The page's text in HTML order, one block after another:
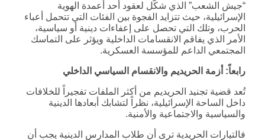
“جيش الشعب” الذي شكّل لعقود أحد أعمدة الهوية
الإسرائيلية، حيث تتزايد الفجوة بين الفئات التي تتحمل أعباء
الحرب، وتلك التي تحصل على إعفاءات دينية أو سياسية،
الأمر الذي يفاقم الانقسامات الداخلية ويؤثر على التماسك
المجتمعي الداعم للمؤسسة العسكرية.
رابعاً: أزمة الحريديم والانقسام السياسي الداخلي
تُعد قضية تجنيد الحريديم من أكثر الملفات تفجيراً للخلافات
داخل الساحة الإسرائيلية، نظراً لتشابك أبعادها الدينية
والسياسية والاجتماعية والأمنية.
فالتيارات الحريدية ترى أن طلاب المدارس الدينية يجب أن